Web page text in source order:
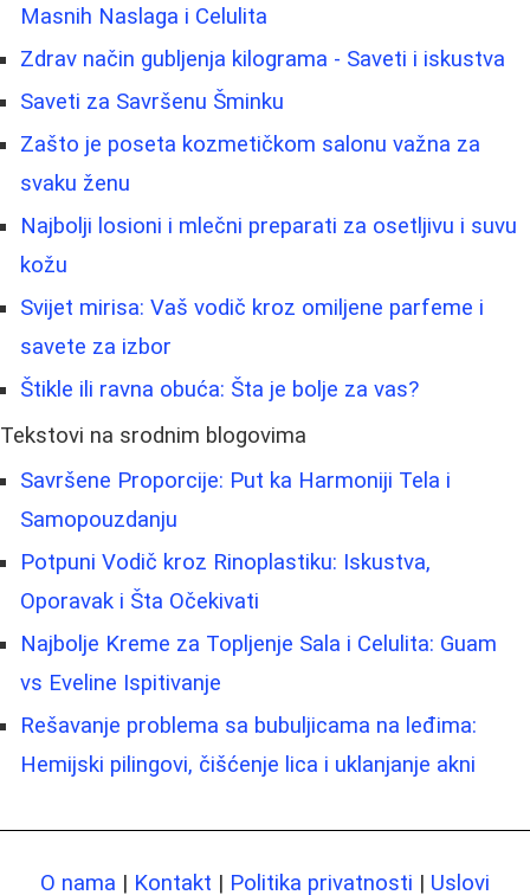
Masnih Naslaga i Celulita
Zdrav način gubljenja kilograma - Saveti i iskustva
Saveti za Savršenu Šminku
Zašto je poseta kozmetičkom salonu važna za
svaku ženu
Najbolji losioni i mlečni preparati za osetljivu i suvu
kožu
Svijet mirisa: Vaš vodič kroz omiljene parfeme i
savete za izbor
Štikle ili ravna obuća: Šta je bolje za vas?
Tekstovi na srodnim blogovima
Savršene Proporcije: Put ka Harmoniji Tela i
Samopouzdanju
Potpuni Vodič kroz Rinoplastiku: Iskustva,
Oporavak i Šta Očekivati
Najbolje Kreme za Topljenje Sala i Celulita: Guam
vs Eveline Ispitivanje
Rešavanje problema sa bubuljicama na leđima:
Hemijski pilingovi, čišćenje lica i uklanjanje akni
O nama | Kontakt | Politika privatnosti | Uslovi